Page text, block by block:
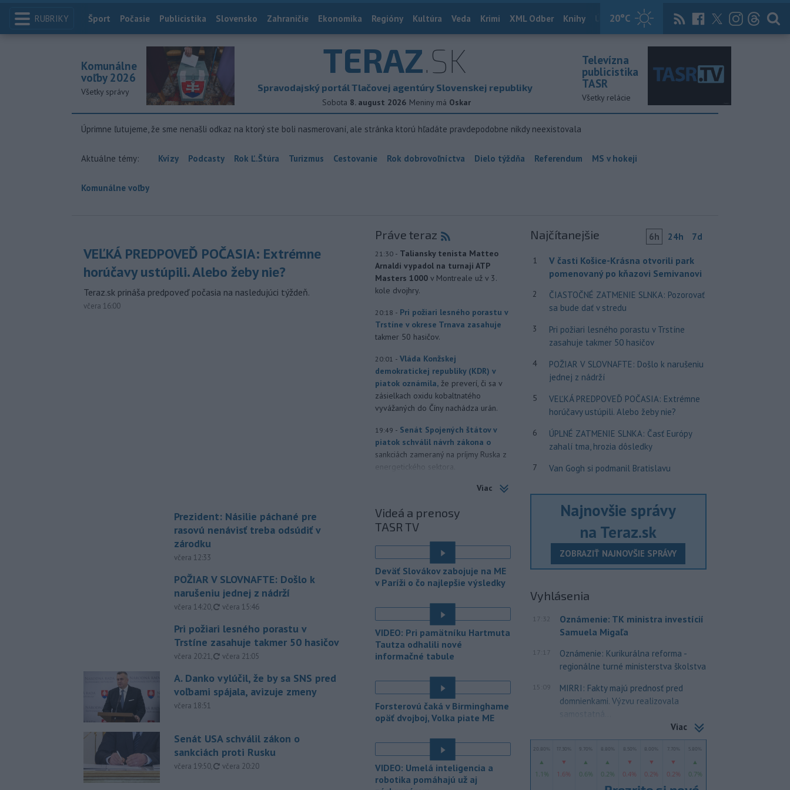
RUBRIKY 20°C
Index
Šport Počasie Publicistika Slovensko Zahraničie Ekonomika Regióny Kultúra Veda Krimi XML Odber Knihy Útulkovo Magazín News Now Archív
TERAZ.SK
Spravodajský portál Tlačovej agentúry Slovenskej republiky
Sobota 8. august 2026 Meniny má Oskar
Komunálne
voľby 2026
Všetky správy
Televízna
publicistika
TASR
Všetky relácie
Úprimne ľutujeme, že sme nenašli odkaz na ktorý ste boli nasmerovaní, ale stránka ktorú hľadáte pravdepodobne nikdy neexistovala
Aktuálne témy: Kvízy Podcasty Rok Ľ.Štúra Turizmus Cestovanie Rok dobrovoľníctva Dielo týždňa Referendum MS v hokeji
Komunálne voľby
VEĽKÁ PREDPOVEĎ POČASIA: Extrémne
horúčavy ustúpili. Alebo žeby nie?
Teraz.sk prináša predpoveď počasia na nasledujúci týždeň.
včera 16:00
Prezident: Násilie páchané pre
rasovú nenávisť treba odsúdiť v
zárodku
včera 12:33
POŽIAR V SLOVNAFTE: Došlo k
narušeniu jednej z nádrží
včera 14:20, aktualizované
včera 15:46
Pri požiari lesného porastu v
Trstíne zasahuje takmer 50 hasičov
včera 20:21, aktualizované
včera 21:05
A. Danko vylúčil, že by sa SNS pred
voľbami spájala, avizuje zmeny
včera 18:51
Senát USA schválil zákon o
sankciách proti Rusku
včera 19:50, aktualizované
včera 20:20
Práve teraz
21:30 - Taliansky tenista Matteo
Arnaldi vypadol na turnaji ATP
Masters 1000 v Montreale už v 3.
kole dvojhry.
20:18 - Pri požiari lesného porastu v
Trstíne v okrese Trnava zasahuje
takmer 50 hasičov.
20:01 - Vláda Konžskej
demokratickej republiky (KDR) v
piatok oznámila, že preverí, či sa v
zásielkach oxidu kobaltnatého
vyvážaných do Číny nachádza urán.
19:49 - Senát Spojených štátov v
piatok schválil návrh zákona o
sankciách zameraný na príjmy Ruska z
energetického sektora.
Slovenská polícia prispela k
ktorý sa podarilo ukončiť
právoplatným odsúdením páchateľa v
15:21 - Piatkový požiar v
bratislavskej rafinérii Slovnaft je
pod kontrolou.Príčina jeho vzniku
TASR to potvrdil hovorca rafinérie
Anton Molnár.
15:17 - Ministerstvo kultúry (MK) SR
upraví verziu opatrenia o
pôsobnosti rezortu.
14:17 -
V bratislavskej rafinérii
Slovnaft horí uskladnený ropný
produkt.
TASR o tom informovala
rafinéria s tým, že obyvateľom nehrozí
13:50 - Jedným zo zdravotných rizík
na festivale môže byť vyššia
Viac
Videá a prenosy
TASR TV
Deväť Slovákov zabojuje na ME
v Paríži o čo najlepšie výsledky
VIDEO: Pri pamätníku Hartmuta
Tautza odhalili nové
informačné tabule
Forsterovú čaká v Birminghame
opäť dvojboj, Volka piate ME
VIDEO: Umelá inteligencia a
robotika pomáhajú už aj
Najčítanejšie 6h 24h 7d
1
V časti Košice-Krásna otvorili park
pomenovaný po kňazovi Semivanovi
2
ČIASTOČNÉ ZATMENIE SLNKA: Pozorovať
sa bude dať v stredu
3
Pri požiari lesného porastu v Trstíne
zasahuje takmer 50 hasičov
4
POŽIAR V SLOVNAFTE: Došlo k narušeniu
jednej z nádrží
5
VEĽKÁ PREDPOVEĎ POČASIA: Extrémne
horúčavy ustúpili. Alebo žeby nie?
6
ÚPLNÉ ZATMENIE SLNKA: Časť Európy
zahalí tma, hrozia dôsledky
7 Van Gogh si podmanil Bratislavu
Najnovšie správy
na Teraz.sk
ZOBRAZIŤ NAJNOVŠIE SPRÁVY
Vyhlásenia
17:32
Oznámenie: TK ministra investícií
Samuela Migaľa
17:17
Oznámenie: Kurikurálna reforma -
regionálne turné ministerstva školstva
15:09
MIRRI: Fakty majú prednosť pred
domnienkami. Výzvu realizovala
samostatná...
Viac